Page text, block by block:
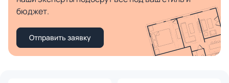
бюджет.
Отправить заявку